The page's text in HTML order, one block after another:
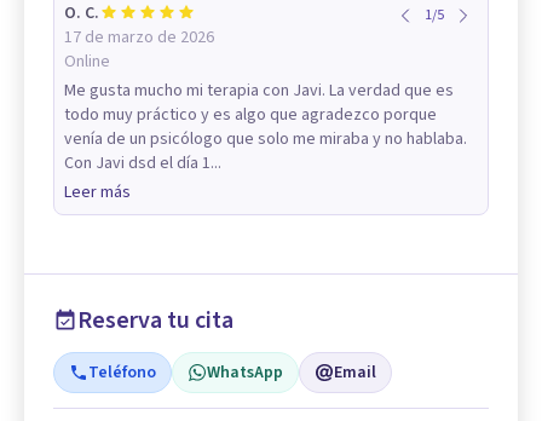
O. C.
17 de marzo de 2026
Online
1/5
Me gusta mucho mi terapia con Javi. La verdad que es
todo muy práctico y es algo que agradezco porque
venía de un psicólogo que solo me miraba y no hablaba.
Con Javi dsd el día 1...
Leer más
Reserva tu cita
Teléfono WhatsApp Email